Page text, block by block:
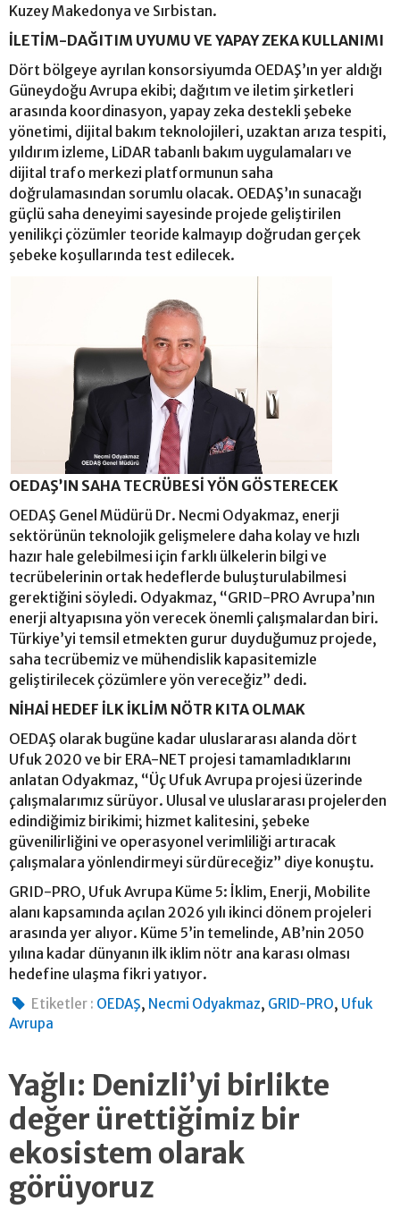
Kuzey Makedonya ve Sırbistan.
İLETİM-DAĞITIM UYUMU VE YAPAY ZEKA KULLANIMI
Dört bölgeye ayrılan konsorsiyumda OEDAŞ’ın yer aldığı
Güneydoğu Avrupa ekibi; dağıtım ve iletim şirketleri
arasında koordinasyon, yapay zeka destekli şebeke
yönetimi, dijital bakım teknolojileri, uzaktan arıza tespiti,
yıldırım izleme, LiDAR tabanlı bakım uygulamaları ve
dijital trafo merkezi platformunun saha
doğrulamasından sorumlu olacak. OEDAŞ’ın sunacağı
güçlü saha deneyimi sayesinde projede geliştirilen
yenilikçi çözümler teoride kalmayıp doğrudan gerçek
şebeke koşullarında test edilecek.
OEDAŞ’IN SAHA TECRÜBESİ YÖN GÖSTERECEK
OEDAŞ Genel Müdürü Dr. Necmi Odyakmaz, enerji
sektörünün teknolojik gelişmelere daha kolay ve hızlı
hazır hale gelebilmesi için farklı ülkelerin bilgi ve
tecrübelerinin ortak hedeflerde buluşturulabilmesi
gerektiğini söyledi. Odyakmaz, “GRID-PRO Avrupa’nın
enerji altyapısına yön verecek önemli çalışmalardan biri.
Türkiye’yi temsil etmekten gurur duyduğumuz projede,
saha tecrübemiz ve mühendislik kapasitemizle
geliştirilecek çözümlere yön vereceğiz” dedi.
NİHAİ HEDEF İLK İKLİM NÖTR KITA OLMAK
OEDAŞ olarak bugüne kadar uluslararası alanda dört
Ufuk 2020 ve bir ERA-NET projesi tamamladıklarını
anlatan Odyakmaz, “Üç Ufuk Avrupa projesi üzerinde
çalışmalarımız sürüyor. Ulusal ve uluslararası projelerden
edindiğimiz birikimi; hizmet kalitesini, şebeke
güvenilirliğini ve operasyonel verimliliği artıracak
çalışmalara yönlendirmeyi sürdüreceğiz” diye konuştu.
GRID-PRO, Ufuk Avrupa Küme 5: İklim, Enerji, Mobilite
alanı kapsamında açılan 2026 yılı ikinci dönem projeleri
arasında yer alıyor. Küme 5’in temelinde, AB’nin 2050
yılına kadar dünyanın ilk iklim nötr ana karası olması
hedefine ulaşma fikri yatıyor.
Etiketler : OEDAŞ, Necmi Odyakmaz, GRID-PRO, Ufuk
Avrupa
Yağlı: Denizli’yi birlikte
değer ürettiğimiz bir
ekosistem olarak
görüyoruz